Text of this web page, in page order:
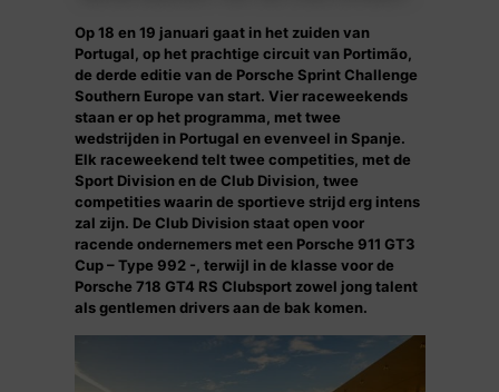
Op 18 en 19 januari gaat in het zuiden van
Portugal, op het prachtige circuit van Portimão,
de derde editie van de Porsche Sprint Challenge
Southern Europe van start. Vier raceweekends
staan er op het programma, met twee
wedstrijden in Portugal en evenveel in Spanje.
Elk raceweekend telt twee competities, met de
Sport Division en de Club Division, twee
competities waarin de sportieve strijd erg intens
zal zijn. De Club Division staat open voor
racende ondernemers met een Porsche 911 GT3
Cup – Type 992 -, terwijl in de klasse voor de
Porsche 718 GT4 RS Clubsport zowel jong talent
als gentlemen drivers aan de bak komen.